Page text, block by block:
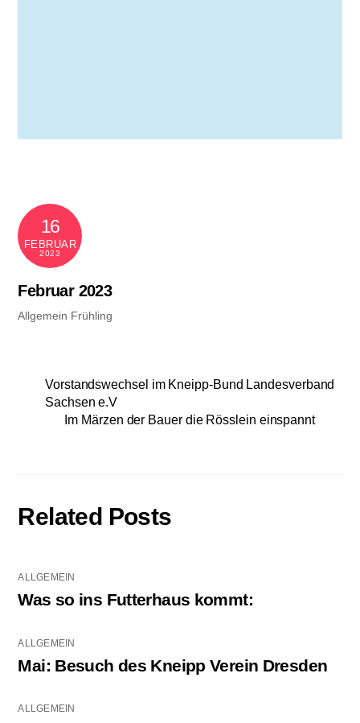
16
FEBRUAR
2023
Februar 2023
Allgemein Frühling
Vorstandswechsel im Kneipp-Bund Landesverband
Sachsen e.V
Im Märzen der Bauer die Rösslein einspannt
Related Posts
ALLGEMEIN
Was so ins Futterhaus kommt:
ALLGEMEIN
Mai: Besuch des Kneipp Verein Dresden
ALLGEMEIN